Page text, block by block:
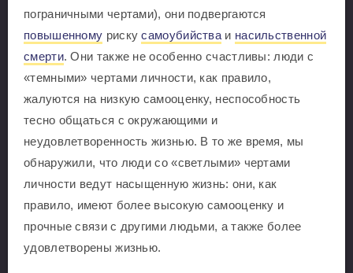
пограничными чертами), они подвергаются
повышенному рискусамоубийства и насильственной
смерти. Они также не особенно счастливы: люди с
«темными» чертами личности, как правило,
жалуются на низкую самооценку, неспособность
тесно общаться с окружающими и
неудовлетворенность жизнью. В то же время, мы
обнаружили, что люди со «светлыми» чертами
личности ведут насыщенную жизнь: они, как
правило, имеют более высокую самооценку и
прочные связи с другими людьми, а также более
удовлетворены жизнью.